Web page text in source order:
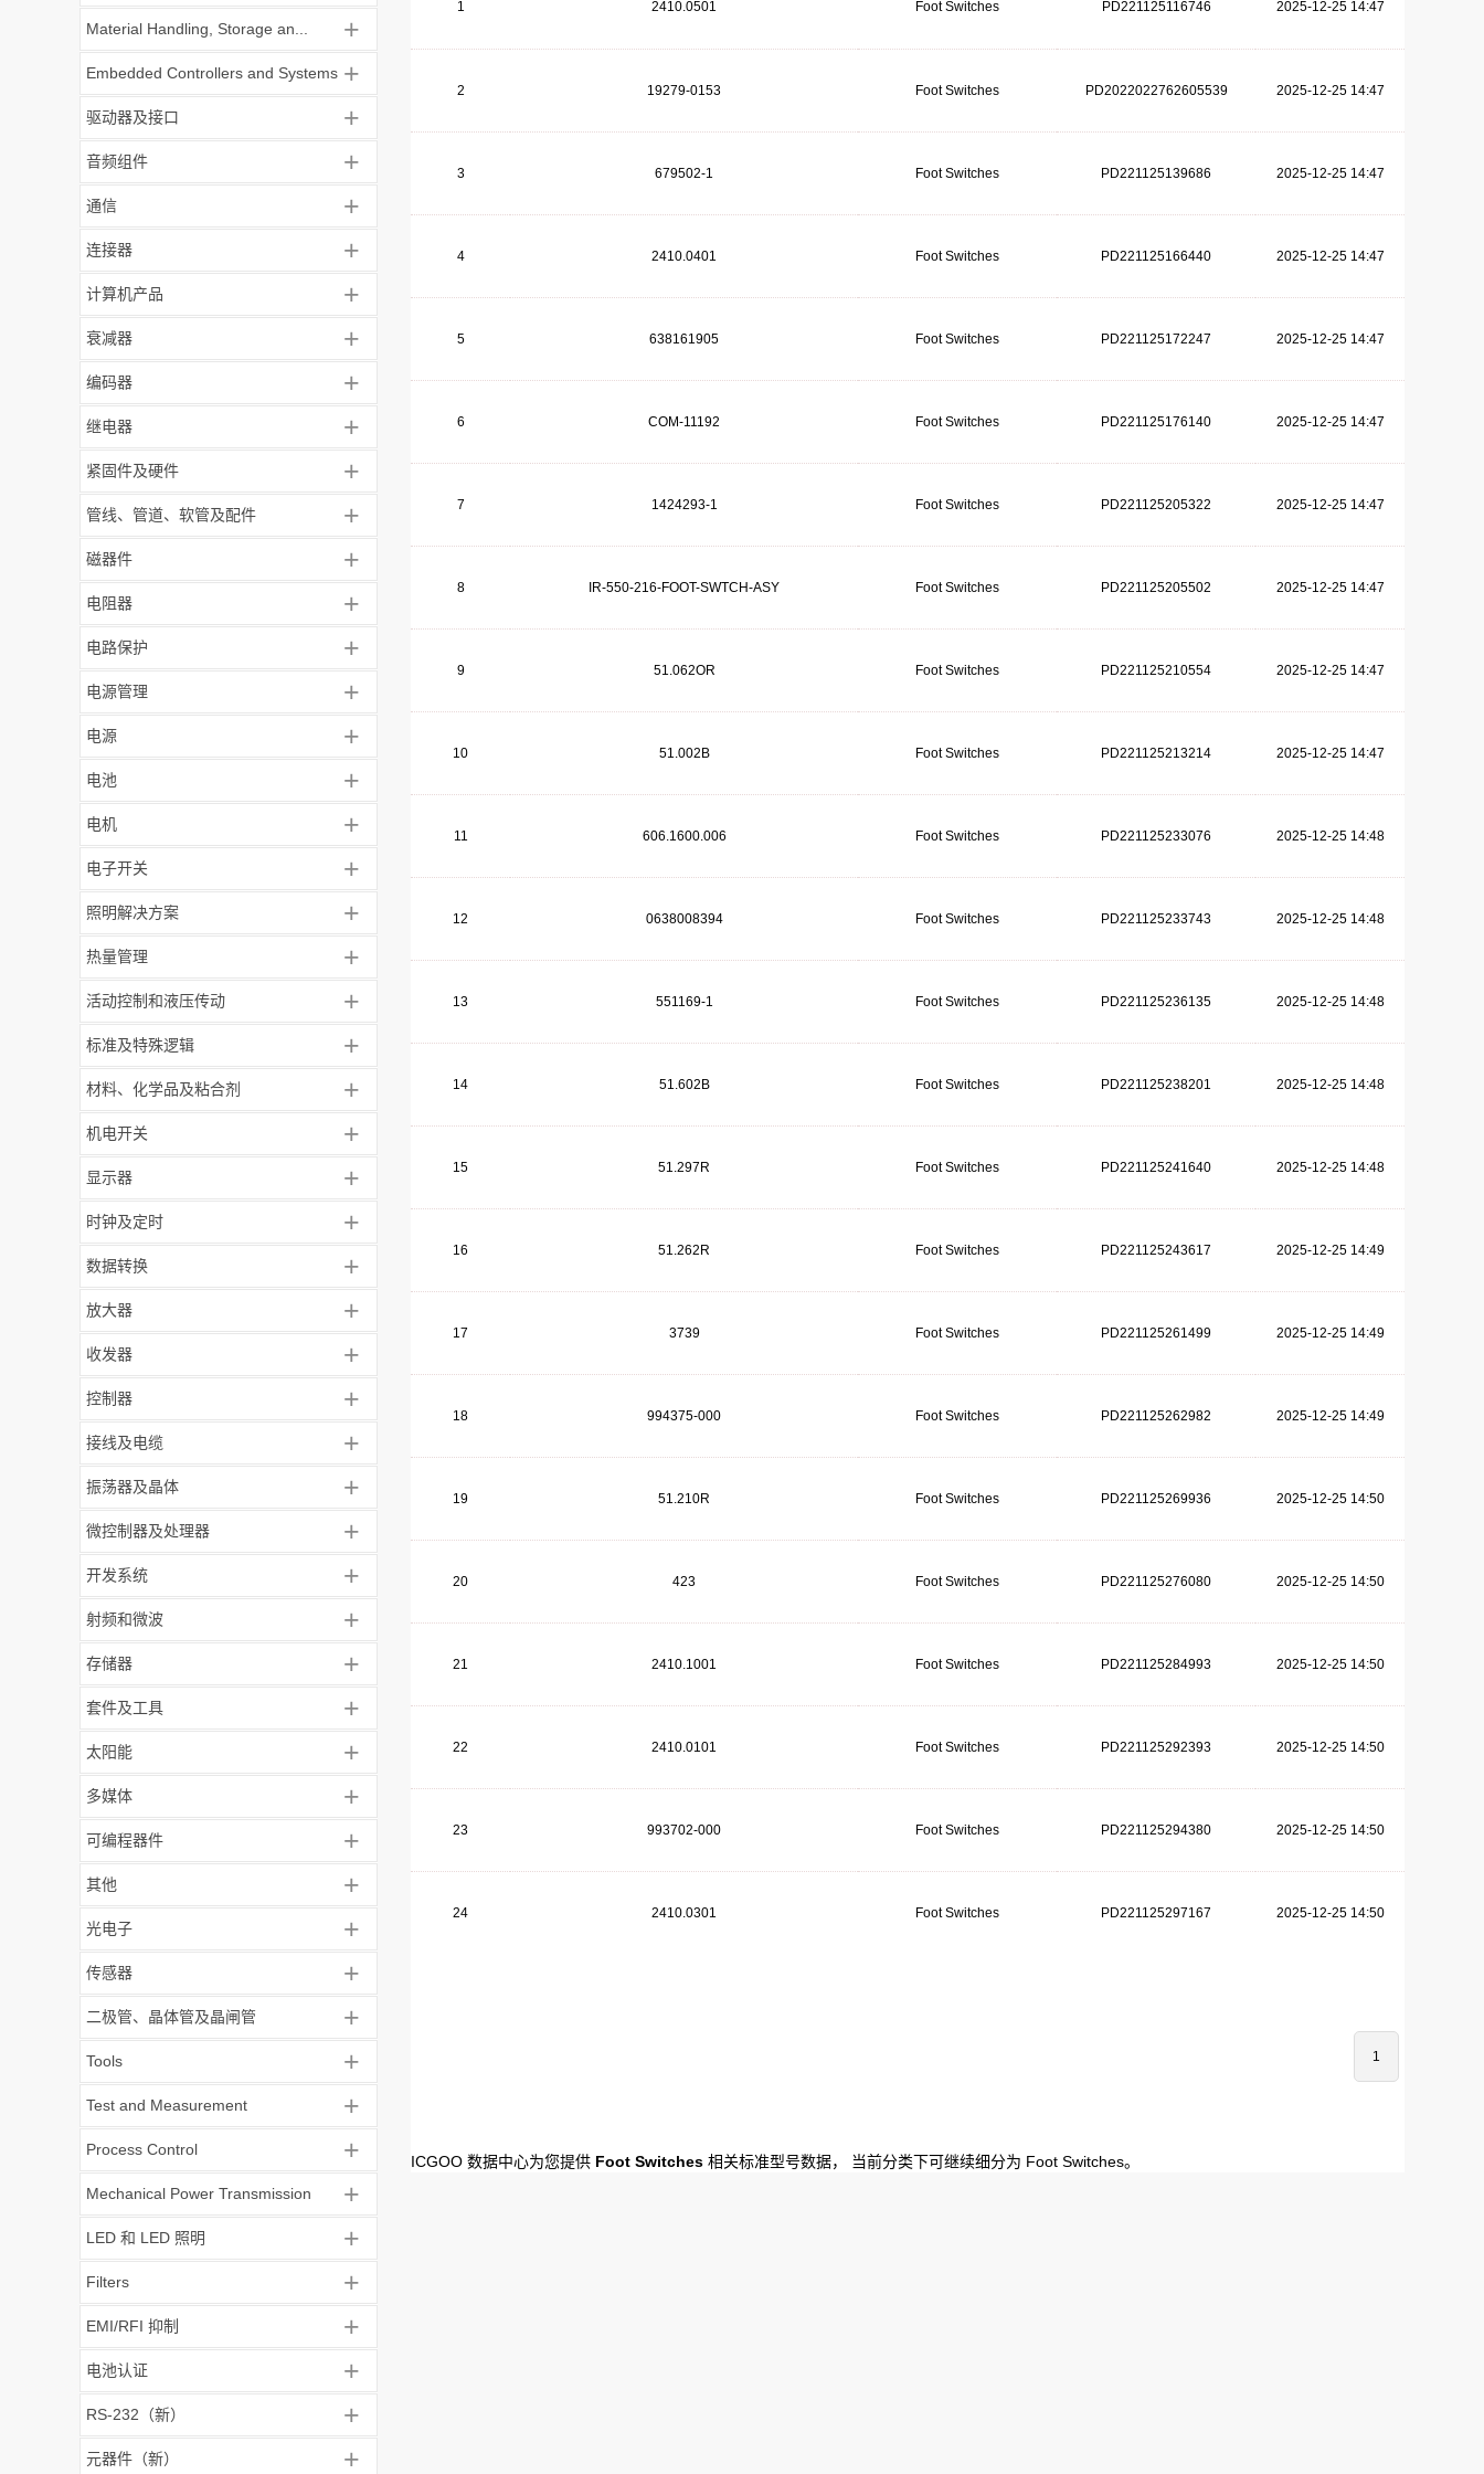
Material Handling, Storage an... +
Embedded Controllers and Systems +
驱动器及接口 +
音频组件 +
通信 +
连接器 +
计算机产品 +
衰减器 +
编码器 +
继电器 +
紧固件及硬件 +
管线、管道、软管及配件 +
磁器件 +
电阻器 +
电路保护 +
电源管理 +
电源 +
电池 +
电机 +
电子开关 +
照明解决方案 +
热量管理 +
活动控制和液压传动 +
标准及特殊逻辑 +
材料、化学品及粘合剂 +
机电开关 +
显示器 +
时钟及定时 +
数据转换 +
放大器 +
收发器 +
控制器 +
接线及电缆 +
振荡器及晶体 +
微控制器及处理器 +
开发系统 +
射频和微波 +
存储器 +
套件及工具 +
太阳能 +
多媒体 +
可编程器件 +
其他 +
光电子 +
传感器 +
二极管、晶体管及晶闸管 +
Tools +
Test and Measurement +
Process Control +
Mechanical Power Transmission +
LED 和 LED 照明 +
Filters +
EMI/RFI 抑制 +
电池认证 +
RS-232（新） +
元器件（新） +
1 2410.0501 Foot Switches PD221125116746 2025-12-25 14:47
2 19279-0153 Foot Switches PD2022022762605539 2025-12-25 14:47
3 679502-1 Foot Switches PD221125139686 2025-12-25 14:47
4 2410.0401 Foot Switches PD221125166440 2025-12-25 14:47
5 638161905 Foot Switches PD221125172247 2025-12-25 14:47
6 COM-11192 Foot Switches PD221125176140 2025-12-25 14:47
7 1424293-1 Foot Switches PD221125205322 2025-12-25 14:47
8 IR-550-216-FOOT-SWTCH-ASY Foot Switches PD221125205502 2025-12-25 14:47
9 51.062OR Foot Switches PD221125210554 2025-12-25 14:47
10 51.002B Foot Switches PD221125213214 2025-12-25 14:47
11 606.1600.006 Foot Switches PD221125233076 2025-12-25 14:48
12 0638008394 Foot Switches PD221125233743 2025-12-25 14:48
13 551169-1 Foot Switches PD221125236135 2025-12-25 14:48
14 51.602B Foot Switches PD221125238201 2025-12-25 14:48
15 51.297R Foot Switches PD221125241640 2025-12-25 14:48
16 51.262R Foot Switches PD221125243617 2025-12-25 14:49
17 3739 Foot Switches PD221125261499 2025-12-25 14:49
18 994375-000 Foot Switches PD221125262982 2025-12-25 14:49
19 51.210R Foot Switches PD221125269936 2025-12-25 14:50
20 423 Foot Switches PD221125276080 2025-12-25 14:50
21 2410.1001 Foot Switches PD221125284993 2025-12-25 14:50
22 2410.0101 Foot Switches PD221125292393 2025-12-25 14:50
23 993702-000 Foot Switches PD221125294380 2025-12-25 14:50
24 2410.0301 Foot Switches PD221125297167 2025-12-25 14:50
1
ICGOO 数据中心为您提供 Foot Switches 相关标准型号数据， 当前分类下可继续细分为 Foot Switches。